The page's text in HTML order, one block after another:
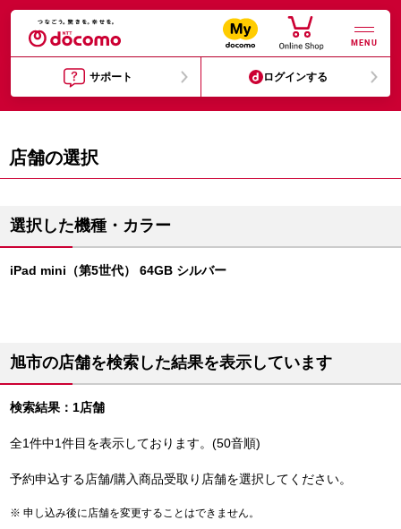
MENU
サポート ログインする
店舗の選択
選択した機種・カラー
iPad mini（第5世代） 64GB シルバー
旭市の店舗を検索した結果を表示しています
検索結果：1店舗
全1件中1件目を表示しております。(50音順)
予約申込する店舗/購入商品受取り店舗を選択してください。
申し込み後に店舗を変更することはできません。